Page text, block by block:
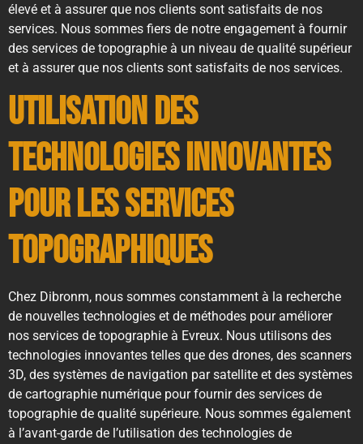
élevé et à assurer que nos clients sont satisfaits de nos
services. Nous sommes fiers de notre engagement à fournir
des services de topographie à un niveau de qualité supérieur
et à assurer que nos clients sont satisfaits de nos services.
Utilisation des
technologies innovantes
pour les services
topographiques
Chez Dibronm, nous sommes constamment à la recherche
de nouvelles technologies et de méthodes pour améliorer
nos services de topographie à Evreux. Nous utilisons des
technologies innovantes telles que des drones, des scanners
3D, des systèmes de navigation par satellite et des systèmes
de cartographie numérique pour fournir des services de
topographie de qualité supérieure. Nous sommes également
à l’avant-garde de l’utilisation des technologies de